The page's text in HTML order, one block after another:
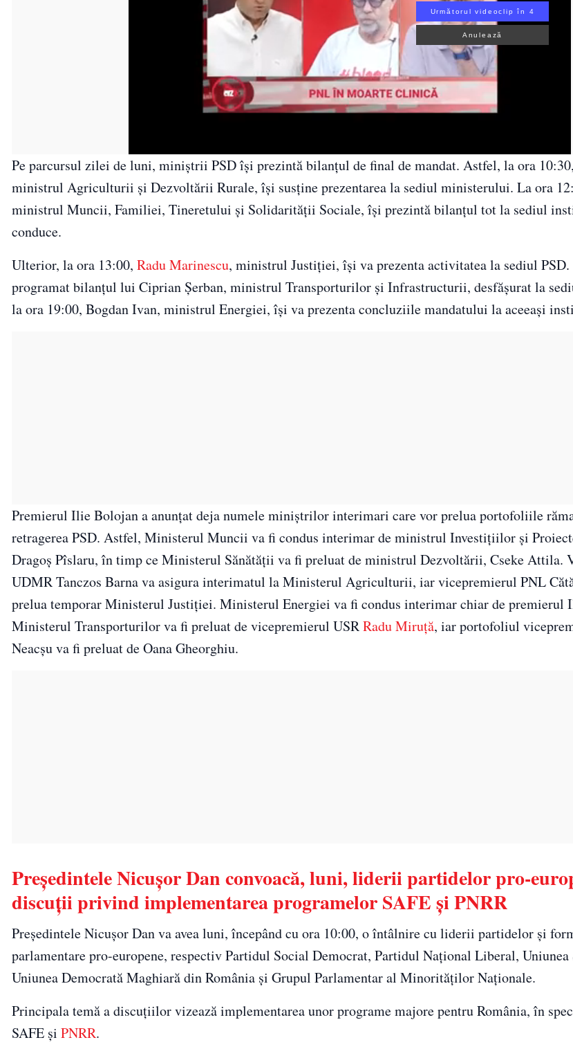
Următorul videoclip în 3
Anulează
Pe parcursul zilei de luni, miniștrii PSD își prezintă bilanțul de final de mandat. Astfel, la ora
ministrul Agriculturii și Dezvoltării Rurale, își susține prezentarea la sediul ministerului. La ora
ministrul Muncii, Familiei, Tineretului și Solidarității Sociale, își prezintă bilanțul tot la sediul
conduce.
Ulterior, la ora 13:00, Radu Marinescu, ministrul Justiției, își va prezenta activitatea la sediul PSD.
programat bilanțul lui Ciprian Șerban, ministrul Transporturilor și Infrastructurii, desfășurat la
la ora 19:00, Bogdan Ivan, ministrul Energiei, își va prezenta concluziile mandatului la aceeași
Premierul Ilie Bolojan a anunțat deja numele miniștrilor interimari care vor prelua portofoliile
retragerea PSD. Astfel, Ministerul Muncii va fi condus interimar de ministrul Investițiilor și
Dragoș Pîslaru, în timp ce Ministerul Sănătății va fi preluat de ministrul Dezvoltării, Cseke Attila.
UDMR Tanczos Barna va asigura interimatul la Ministerul Agriculturii, iar vicepremierul PNL
prelua temporar Ministerul Justiției. Ministerul Energiei va fi condus interimar chiar de premierul
Ministerul Transporturilor va fi preluat de vicepremierul USRRadu Miruță, iar portofoliul
Neacșu va fi preluat de Oana Gheorghiu.
Președintele Nicușor Dan convoacă, luni, liderii partidelor pro-
discuții privind implementarea programelor SAFE și PNRR
Președintele Nicușor Dan va avea luni, începând cu ora 10:00, o întâlnire cu liderii partidelor și
parlamentare pro-europene, respectiv Partidul Social Democrat, Partidul Național Liberal, Uniunea
Uniunea Democrată Maghiară din România și Grupul Parlamentar al Minorităților Naționale.
Principala temă a discuțiilor vizează implementarea unor programe majore pentru România, în
SAFE și PNRR.